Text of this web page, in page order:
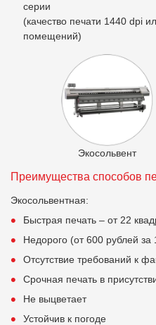
серии
(качество печати 1440 dpi
помещений)
Экосольвент
Преимущества способов
Экосольвентная:
Быстрая печать – от 22
Недорого (от 600 рублей за
Отсутствие требований к
Срочная печать в
Не выцветает
Устойчив к погоде